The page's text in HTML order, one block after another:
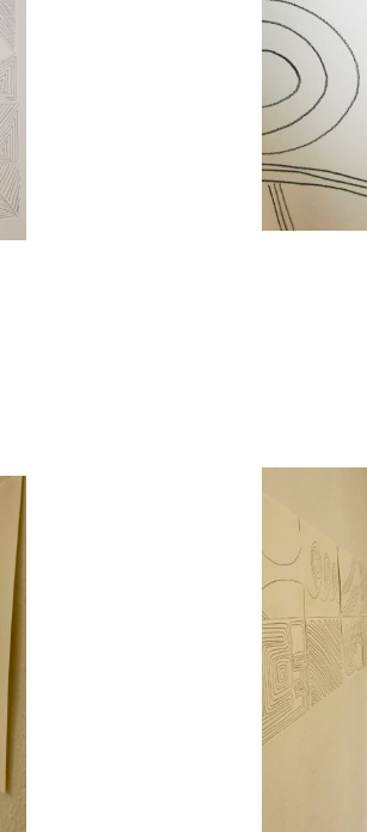
Meese
in der Grundklasse der
Jahresausstellungen habe
gekauft und zu ihm sagt:
Jonathan war damals
und antwortete: Du brauchst
schenke es dir. Ich aber sagte:
5 DM für dein Essen heute in
später sagten andere
hast Du nicht mehr